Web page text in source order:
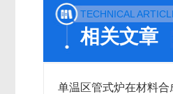
TECHNICAL
相关文章
单温区管式炉在材料合